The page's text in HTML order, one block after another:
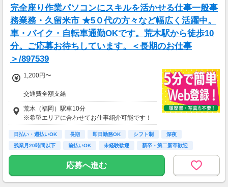
「短期で高時給狙い！」などもOK！
完全座り作業パソコンにスキルを活かせる仕事一般事
務業務・久留米市 ★5０代の方々など幅広く活躍中。
車・バイク・自転車通勤OKです。荒木駅から徒歩10
分。ご応募お待ちしています。＜長期のお仕事
＞/897539
1,200円〜
交通費全額支給
即払い制度有
荒木（福岡）駅車10分
※希望エリアに合わせてお仕事紹介可能です！
日払い・週払いOK 長期 即日勤務OK シフト制
深夜
残業月20時間以下
前払いOK 未経験歓迎 新卒・第二新卒歓迎
応募へ進む